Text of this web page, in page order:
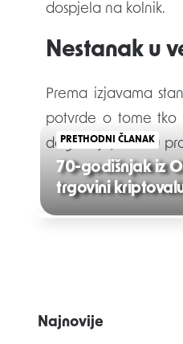
dospjela na kolnik.
Nestanak u
Prema izjavama
potvrde o tome tko
događaja, ali nisu
Post
PRETHODNI ČLANAK
70-godišnjak iz
trgovini
Najnovije